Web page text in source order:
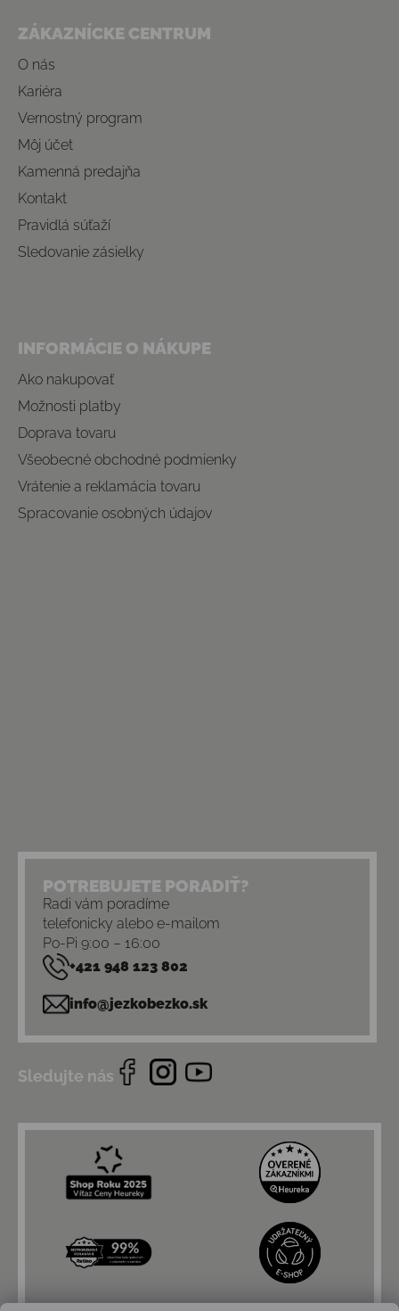
ZÁKAZNÍCKE CENTRUM
O nás
Kariéra
Vernostný program
Môj účet
Kamenná predajňa
Kontakt
Pravidlá súťaží
Sledovanie zásielky
INFORMÁCIE O NÁKUPE
Ako nakupovať
Možnosti platby
Doprava tovaru
Všeobecné obchodné podmienky
Vrátenie a reklamácia tovaru
Spracovanie osobných údajov
POTREBUJETE PORADIŤ?
Radi vám poradíme
telefonicky alebo e-mailom
Po-Pi 9:00 – 16:00
+421 948 123 802
info@jezkobezko.sk
Sledujte nás